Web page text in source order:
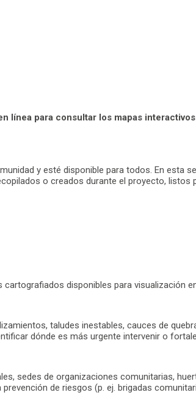
línea para consultar los mapas
y esté disponible para todos. En esta
o creados durante el proyecto, listos
disponibles para visualización
taludes inestables, cauces de
dónde es más urgente intervenir o
sedes de organizaciones comunitarias,
de riesgos (p. ej. brigadas